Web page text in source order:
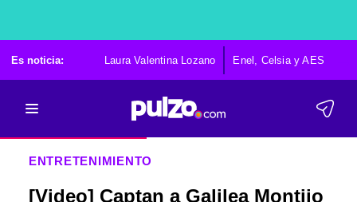
Es noticia: Laura Valentina Lozano Enel, Celsia y AES
ENTRETENIMIENTO
[Video] Captan a Galilea Montijo